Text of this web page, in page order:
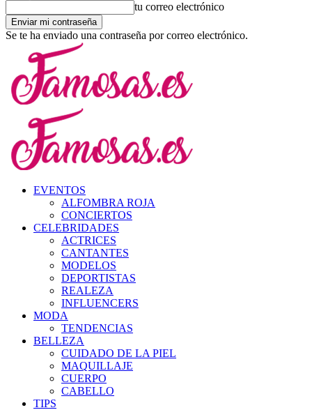
tu correo electrónico
Se te ha enviado una contraseña por correo electrónico.
EVENTOS
ALFOMBRA ROJA
CONCIERTOS
CELEBRIDADES
ACTRICES
CANTANTES
MODELOS
DEPORTISTAS
REALEZA
INFLUENCERS
MODA
TENDENCIAS
BELLEZA
CUIDADO DE LA PIEL
MAQUILLAJE
CUERPO
CABELLO
TIPS